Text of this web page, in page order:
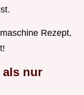
Rezept,
als nur